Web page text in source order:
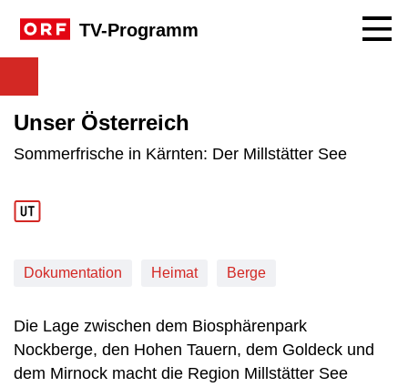
TV-Programm
Unser Österreich
Sommerfrische in Kärnten: Der Millstätter See
Dokumentation Heimat Berge
Die Lage zwischen dem Biosphärenpark
Nockberge, den Hohen Tauern, dem Goldeck und
dem Mirnock macht die Region Millstätter See